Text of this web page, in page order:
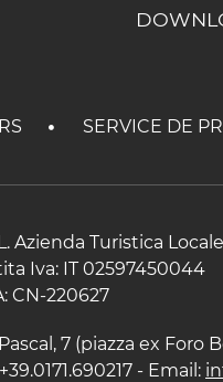
SERVICE DE
Azienda Turistica
Iva: IT 02597450044
CN-220627
7 (piazza ex Foro
- Email: